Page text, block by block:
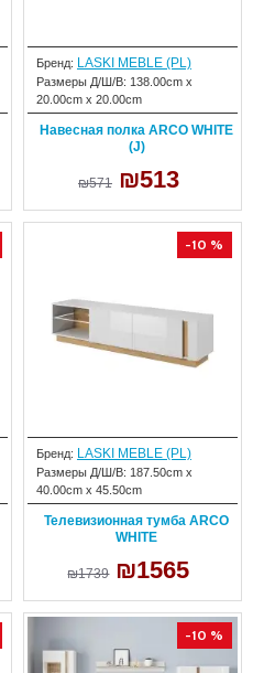
Бренд: LASKI MEBLE (PL)
Размеры Д/Ш/В: 138.00cm x
20.00cm x 20.00cm
Навесная полка ARCO WHITE
(J)
₪571 ₪513
-10 %
Бренд: LASKI MEBLE (PL)
Размеры Д/Ш/В: 187.50cm x
40.00cm x 45.50cm
Телевизионная тумба ARCO
WHITE
₪1739 ₪1565
-10 %